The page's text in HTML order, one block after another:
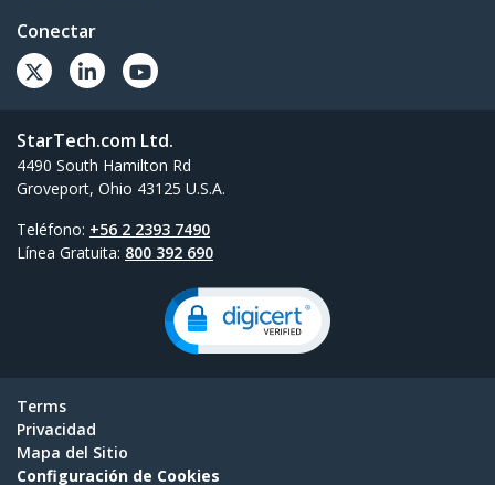
Conectar
StarTech.com Ltd.
4490 South Hamilton Rd
Groveport, Ohio 43125 U.S.A.
Teléfono: +56 2 2393 7490
Línea Gratuita: 800 392 690
Terms
Privacidad
Mapa del Sitio
Configuración de Cookies